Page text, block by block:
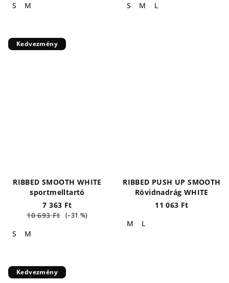
S M S M L
Kedvezmény
RIBBED SMOOTH WHITE
sportmelltartó
7 363 Ft
10 693 Ft (–31 %)
S M
RIBBED PUSH UP SMOOTH
Rövidnadrág WHITE
11 063 Ft
M
L
Kedvezmény